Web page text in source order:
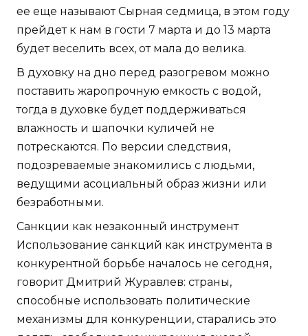
ее еще называют Сырная седмица, в этом году
прейдет к нам в гости 7 марта и до 13 марта
будет веселить всех, от мала до велика.
В духовку на дно перед разогревом можно
поставить жаропрочную емкость с водой,
тогда в духовке будет поддерживаться
влажность и шапочки куличей не
потрескаются. По версии следствия,
подозреваемые знакомились с людьми,
ведущими асоциальный образ жизни или
безработными.
Санкции как незаконный инструмент
Использование санкций как инструмента в
конкурентной борьбе началось не сегодня,
говорит Дмитрий Журавлев: страны,
способные использовать политические
механизмы для конкуренции, старались это